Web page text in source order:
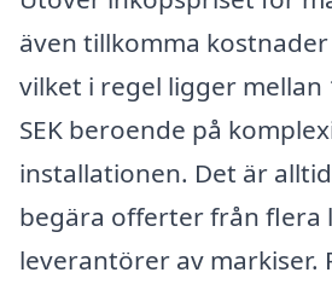
även tillkomma
vilket i regel ligger mellan
SEK beroende på
installationen. Det är
begära offerter från flera
leverantörer av markiser.